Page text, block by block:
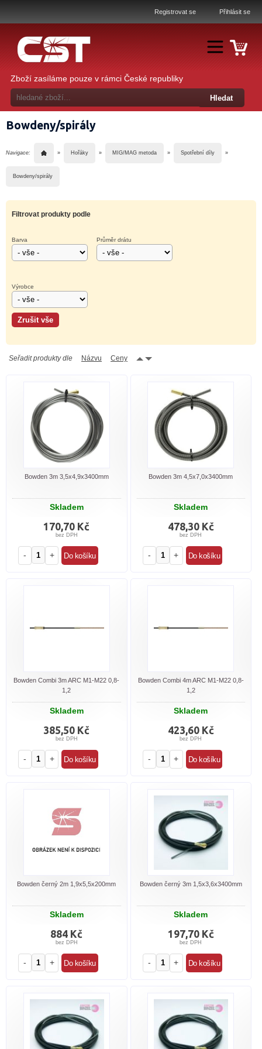
Registrovat se Přihlásit se
Zboží zasíláme pouze v rámci České republiky
Bowdeny/spirály
Navigace: » Hořáky » MIG/MAG metoda » Spotřební díly »
Bowdeny/spirály
Filtrovat produkty podle
Barva Průměr drátu
Výrobce
Seřadit produkty dle Názvu Ceny
Bowden 3m 3,5x4,9x3400mm
Skladem
170,70 Kč
bez DPH
- +
Bowden 3m 4,5x7,0x3400mm
Skladem
478,30 Kč
bez DPH
- +
Bowden Combi 3m ARC M1-M22 0,8-
1,2
Skladem
385,50 Kč
bez DPH
- +
Bowden Combi 4m ARC M1-M22 0,8-
1,2
Skladem
423,60 Kč
bez DPH
- +
Bowden černý 2m 1,9x5,5x200mm
Skladem
884 Kč
bez DPH
- +
Bowden černý 3m 1,5x3,6x3400mm
Skladem
197,70 Kč
bez DPH
- +